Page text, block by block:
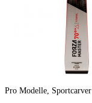
Pro Modelle, Sportcarver